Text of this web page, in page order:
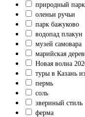
природный парк
оленьи ручьи
парк бажуково
водопад плакун
музей самовара
марийская
Новая волна
туры в Казань
пермь
соль
звериный стиль
ферма